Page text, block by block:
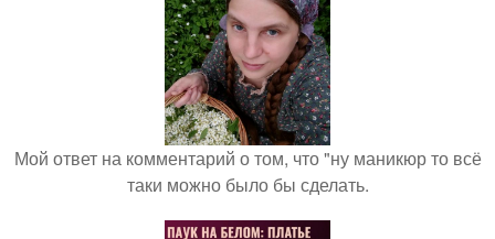
Мой ответ на комментарий о том, что "ну маникюр то всё
таки можно было бы сделать.